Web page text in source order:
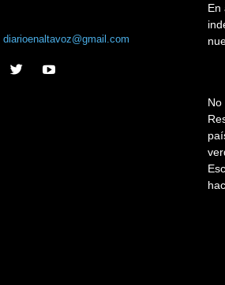
diarioenaltavoz@gmail.com
En
No